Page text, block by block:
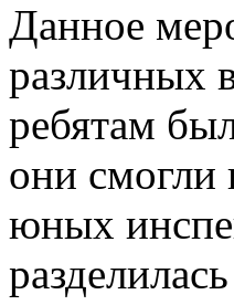
Данное
различных
ребятам
они смогли
юных